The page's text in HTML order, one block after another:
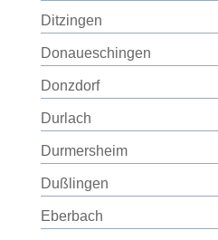
Ditzingen
Donaueschingen
Donzdorf
Durlach
Durmersheim
Dußlingen
Eberbach